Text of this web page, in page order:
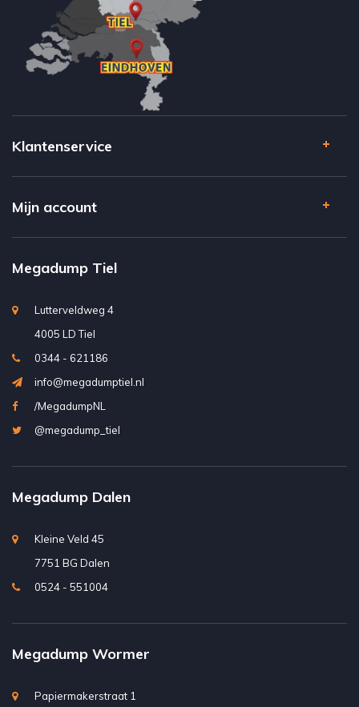
Klantenservice
Mijn account
Megadump Tiel
Lutterveldweg 4
4005 LD Tiel
0344 - 621186
info@megadumptiel.nl
/MegadumpNL
@megadump_tiel
Megadump Dalen
Kleine Veld 45
7751 BG Dalen
0524 - 551004
Megadump Wormer
Papiermakerstraat 1